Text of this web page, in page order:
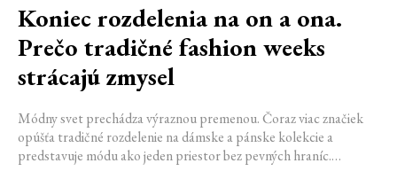
Koniec rozdelenia na on a ona.
Prečo tradičné fashion weeks
strácajú zmysel
Módny svet prechádza výraznou premenou. Čoraz viac značiek
opúšťa tradičné rozdelenie na dámske a pánske kolekcie a
predstavuje módu ako jeden priestor bez pevných hraníc.